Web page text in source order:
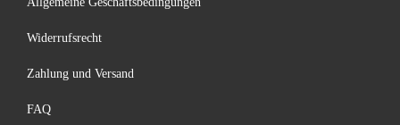
Widerrufsrecht
Zahlung und Versand
FAQ